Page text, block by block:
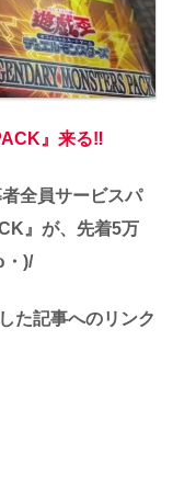
』来る‼
全員サービスパ
』が、先着5万
・)/
た記事へのリンク